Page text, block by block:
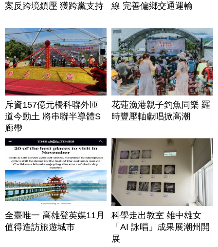
案反跨境鎮壓 獲跨黨支持
線 完善偏鄉交通運輸
斥資157億元橋科聯外匝
道今動土 將串聯半導體S
廊帶
花蓮漁港親子釣魚同樂 羅
時豐壓軸獻唱掀高潮
全臺唯一 高雄登英媒11月
值得造訪旅遊城市
科學走出教室 雄中雄女
「AI 詠唱」成果展潮州開
展